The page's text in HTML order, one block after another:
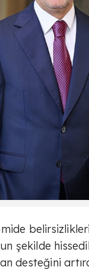
şekilde
desteğini